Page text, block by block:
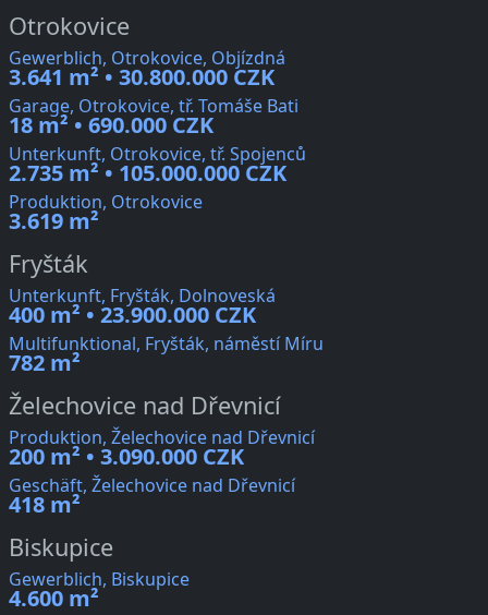
Otrokovice
Gewerblich, Otrokovice, Objízdná
3.641 m² • 30.800.000 CZK
Garage, Otrokovice, tř. Tomáše Bati
18 m² • 690.000 CZK
Unterkunft, Otrokovice, tř. Spojenců
2.735 m² • 105.000.000 CZK
Produktion, Otrokovice
3.619 m²
Fryšták
Unterkunft, Fryšták, Dolnoveská
400 m² • 23.900.000 CZK
Multifunktional, Fryšták, náměstí Míru
782 m²
Želechovice nad Dřevnicí
Produktion, Želechovice nad Dřevnicí
200 m² • 3.090.000 CZK
Geschäft, Želechovice nad Dřevnicí
418 m²
Biskupice
Gewerblich, Biskupice
4.600 m²